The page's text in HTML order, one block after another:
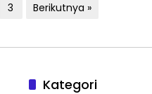
3 Berikutnya »
Kategori